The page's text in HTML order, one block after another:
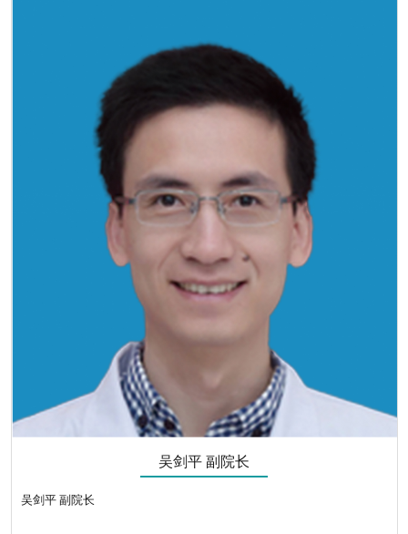
吴剑平 副院长
吴剑平 副院长